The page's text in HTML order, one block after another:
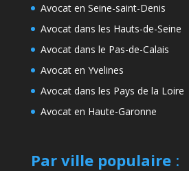
Avocat en Seine-saint-Denis
Avocat dans les Hauts-de-Seine
Avocat dans le Pas-de-Calais
Avocat en Yvelines
Avocat dans les Pays de la Loire
Avocat en Haute-Garonne
Par ville populaire: